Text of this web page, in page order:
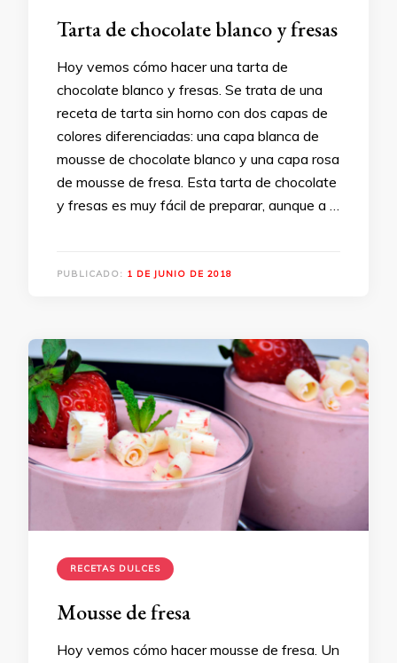
Tarta de chocolate blanco y fresas
Hoy vemos cómo hacer una tarta de
chocolate blanco y fresas. Se trata de una
receta de tarta sin horno con dos capas de
colores diferenciadas: una capa blanca de
mousse de chocolate blanco y una capa rosa
de mousse de fresa. Esta tarta de chocolate
y fresas es muy fácil de preparar, aunque a …
PUBLICADO: 1 DE JUNIO DE 2018
RECETAS DULCES
Mousse de fresa
Hoy vemos cómo hacer mousse de fresa. Un